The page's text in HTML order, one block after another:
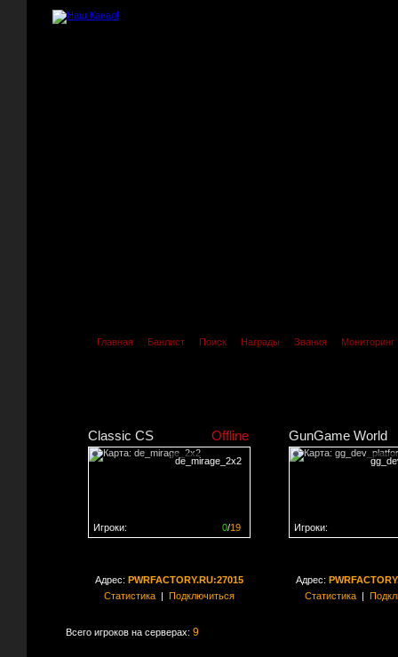
Главная Банлист Поиск Награды Звания Мониторинг
Classic CS Offline
de_mirage_2x2
0/19
Игроки:
GunGame World
Игроки:
Адрес: PWRFACTORY.RU:27015
Статистика| Подключиться
Адрес:
Статистика|
Всего игроков на серверах: 9